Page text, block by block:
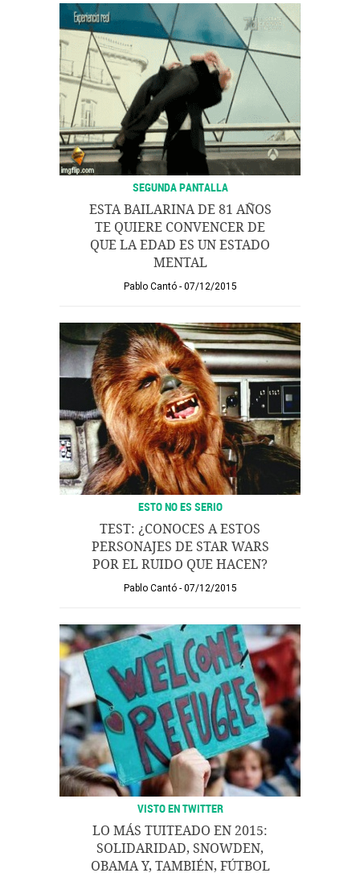
SEGUNDA PANTALLA
ESTA BAILARINA DE 81 AÑOS
TE QUIERE CONVENCER DE
QUE LA EDAD ES UN ESTADO
MENTAL
Pablo Cantó 07/12/2015
ESTO NO ES SERIO
TEST: ¿CONOCES A ESTOS
PERSONAJES DE STAR WARS
POR EL RUIDO QUE HACEN?
Pablo Cantó 07/12/2015
VISTO EN TWITTER
LO MÁS TUITEADO EN 2015:
SOLIDARIDAD, SNOWDEN,
OBAMA Y, TAMBIÉN, FÚTBOL